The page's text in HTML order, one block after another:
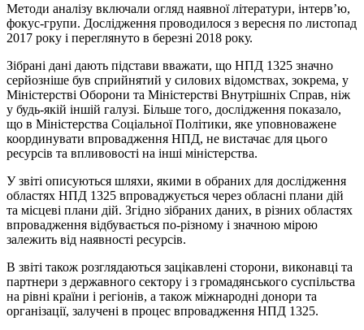
Методи аналізу включали огляд наявної літератури, інтерв’ю,
фокус-групи. Дослідження проводилося з вересня по листопад
2017 року і переглянуто в березні 2018 року.
Зібрані дані дають підстави вважати, що НПД 1325 значно
серйозніше був сприйнятий у силових відомствах, зокрема, у
Міністерстві Оборони та Міністерстві Внутрішніх Справ, ніж
у будь-якій іншій галузі. Більше того, дослідження показало,
що в Міністерства Соціальної Політики, яке уповноважене
координувати впровадження НПД, не вистачає для цього
ресурсів та впливовості на інші міністерства.
У звіті описуються шляхи, якими в обраних для дослідження
областях НПД 1325 впроваджується через обласні плани дій
та місцеві плани дій. Згідно зібраних даних, в різних областях
впровадження відбувається по-різному і значною мірою
залежить від наявності ресурсів.
В звіті також розглядаються зацікавлені сторони, виконавці та
партнери з державного сектору і з громадянського суспільства
на рівні країни і регіонів, а також міжнародні донори та
організації, залучені в процес впровадження НПД 1325.